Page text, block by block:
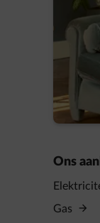
je
De
een
Ons
Gas